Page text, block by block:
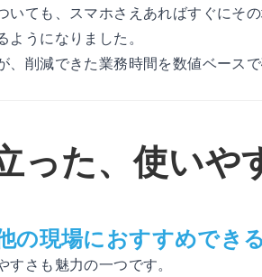
ても、スマホさえあればすぐにそ
うになりました。
削減できた業務時間を数値ベース
った、使いや
の現場におすすめでき
さも魅力の一つです。